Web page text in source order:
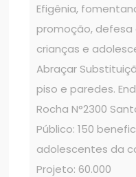
Efigênia,
promoção, defesa
crianças e
Abraçar
piso e paredes.
Rocha N°2300
Público: 150
adolescentes da
Projeto: 60.000